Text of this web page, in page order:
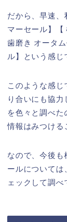
だから、早速、
マーセール】【
歯磨き オータ
ル】という感じ
このような感じ
り合いにも協力
を色々と調べた
情報はみつける
なので、今後も
ールについては
ェックして調べ